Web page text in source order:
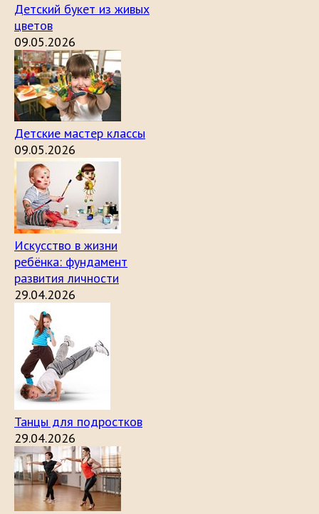
Детский букет из живых
цветов
09.05.2026
Детские мастер классы
09.05.2026
Искусство в жизни
ребёнка: фундамент
развития личности
29.04.2026
Танцы для подростков
29.04.2026